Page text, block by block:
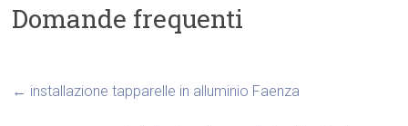
Domande frequenti
← installazione tapparelle in alluminio Faenza